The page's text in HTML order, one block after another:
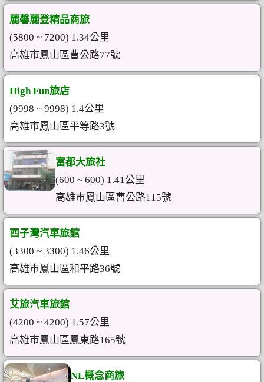
麗馨麗登精品商旅
(5800 ~ 7200) 1.34公里
高雄市鳳山區曹公路77號
High Fun旅店
(9998 ~ 9998) 1.4公里
高雄市鳳山區平等路3號
富都大旅社
(600 ~ 600) 1.41公里
高雄市鳳山區曹公路115號
西子灣汽車旅館
(3300 ~ 3300) 1.46公里
高雄市鳳山區和平路36號
艾旅汽車旅館
(4200 ~ 4200) 1.57公里
高雄市鳳山區鳳東路165號
NL概念商旅